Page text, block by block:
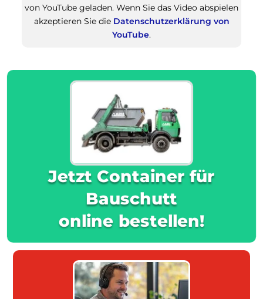
von YouTube geladen. Wenn Sie das Video abspielen
akzeptieren Sie die Datenschutzerklärung von
YouTube.
Jetzt Container für
Bauschutt
online bestellen!